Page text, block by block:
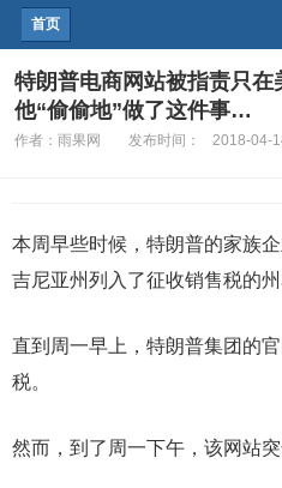
首页
特朗普电商网站被指责只在
他“偷偷地”做了这件事…
作者： 雨果网 发布时间： 2018-04-
本周早些时候，特朗普的家族
吉尼亚州列入了征收销售税的
直到周一早上，特朗普集团的
税。
然而，到了周一下午，该网站